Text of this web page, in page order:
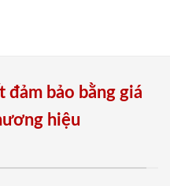
bảo bằng giá
hiệu